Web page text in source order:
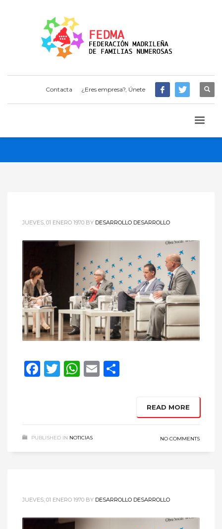
Contacta ¿Eres empresa?, Únete
JUEVES, 01 ENERO 1970 BY DESARROLLO DESARROLLO
Facebook
Twitter
WhatsApp
Email
READ MORE
PUBLISHED IN NOTICIAS NO COMMENTS
JUEVES, 01 ENERO 1970 BY DESARROLLO DESARROLLO